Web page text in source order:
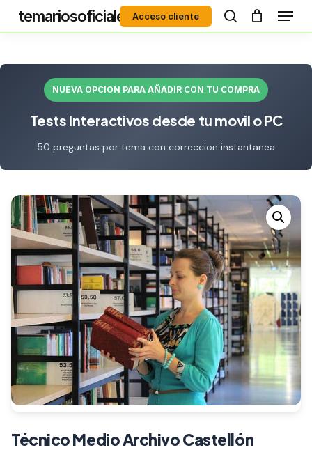
content
temariosoficiales
Acceso cliente
search
Menú
NUEVA OPCION PARA AÑADIR CON TU COMPRA
Tests Interactivos desde tu movil o PC
50 preguntas por tema con correccion instantanea
Técnico Medio Archivo Castellón